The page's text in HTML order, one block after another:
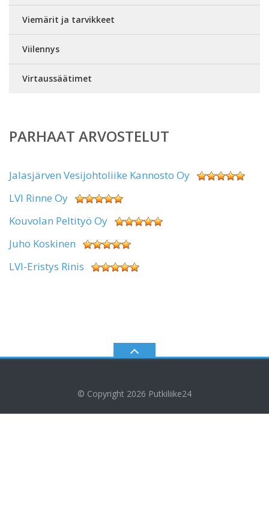
Viemärit ja tarvikkeet
Viilennys
Virtaussäätimet
PARHAAT ARVOSTELUT
Jalasjärven Vesijohtoliike Kannosto Oy
LVI Rinne Oy
Kouvolan Peltityö Oy
Juho Koskinen
LVI-Eristys Rinis
© Copyright 2026 Putkiliike24